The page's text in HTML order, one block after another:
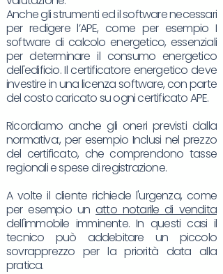
Anche gli strumenti ed il software necessari
per redigere l’APE, come per esempio I
software di calcolo energetico, essenziali
per determinare il consumo energetico
dell'edificio. Il certificatore energetico deve
investire in una licenza software, con parte
del costo caricato su ogni certificato APE.
Ricordiamo anche gli oneri previsti dalla
normativa:, per esempio Inclusi nel prezzo
del certificato, che comprendono tasse
regionali e spese di registrazione.
A volte il cliente richiede l'urgenza, come
per esempio unatto notarile di vendita
dell'immobile imminente. In questi casi il
tecnico può addebitare un piccolo
sovrapprezzo per la priorità data alla
pratica.